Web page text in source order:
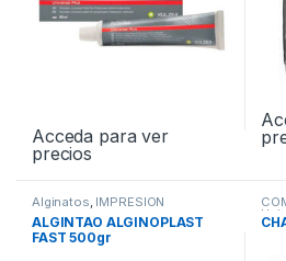
Acceda para ver
precios
Alginatos, IMPRESION
ALGINTAO ALGINOPLAST
FAST 500gr